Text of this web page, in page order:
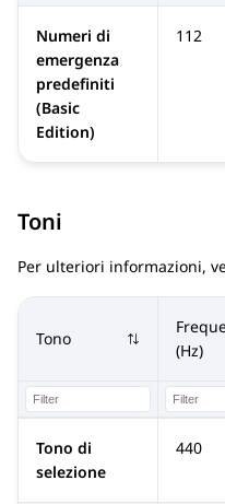
Numeri di
emergenza
predefiniti
(Basic
Edition)
112
Toni
Per ulteriori informazioni,
Tono
(Hz)
Tono di
selezione
440